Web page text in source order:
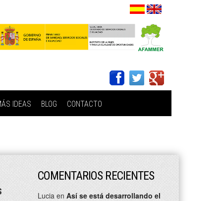
IDEAS BLOG CONTACTO
COMENTARIOS RECIENTES
Lucia en Así se está desarrollando el